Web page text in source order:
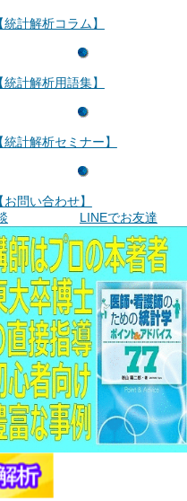
統計解析コラム】
統計解析用語集】
統計解析セミナー】
お問い合わせ】
LINEでお友達